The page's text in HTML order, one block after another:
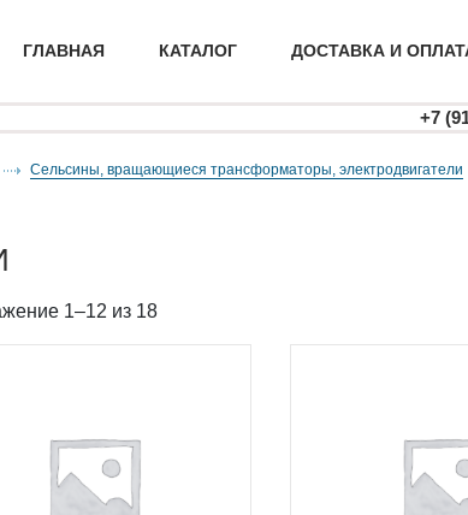
ГЛАВНАЯ КАТАЛОГ ДОСТАВКА И
+7
Сельсины, вращающиеся трансформаторы, электродвигатели
1–12 из 18